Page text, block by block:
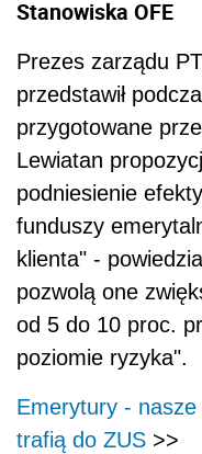
Stanowiska OFE
Prezes zarządu
przedstawił
przygotowane
Lewiatan
podniesienie
funduszy
klienta" -
pozwolą one
od 5 do 10 proc.
poziomie ryzyka".
Emerytury - nasze
trafią do ZUS >>